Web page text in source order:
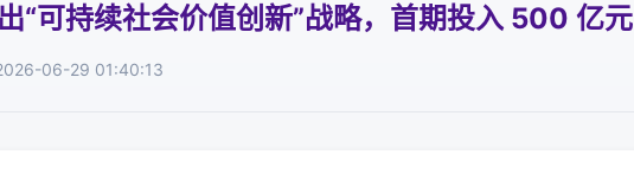
“可持续社会价值创新”战略，首期投入 500 亿元
06-29 01:40:13